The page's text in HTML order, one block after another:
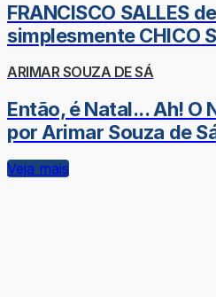
FRANCISCO SALLES
simplesmente CHICO
ARIMAR SOUZA DE SÁ
Então, é Natal... Ah! O
por Arimar Souza de
Veja mais